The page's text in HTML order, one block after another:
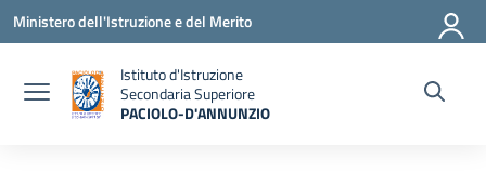
Vai ai contenuti
Vai al menu di navigazione
Vai al footer
Ministero dell'Istruzione e del Merito
Istituto d'Istruzione
Secondaria Superiore
PACIOLO-D'ANNUNZIO